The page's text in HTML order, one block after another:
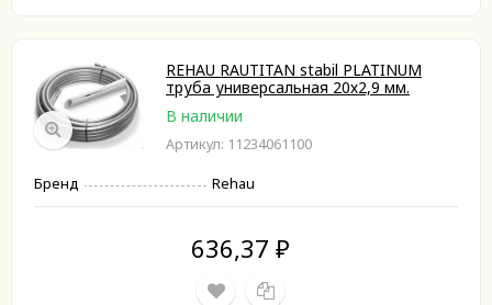
REHAU RAUTITAN stabil PLATINUM
труба универсальная 20х2,9 мм.
В наличии
Артикул: 11234061100
Бренд Rehau
636,37 ₽